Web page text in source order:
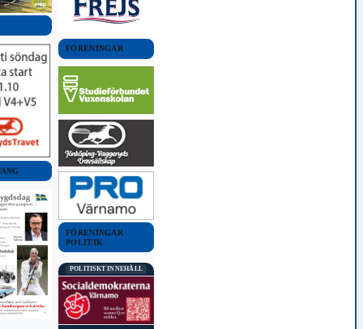
FÖRENINGAR
FÖRENINGAR
POLITIK
POLITISKT INNEHÅLL